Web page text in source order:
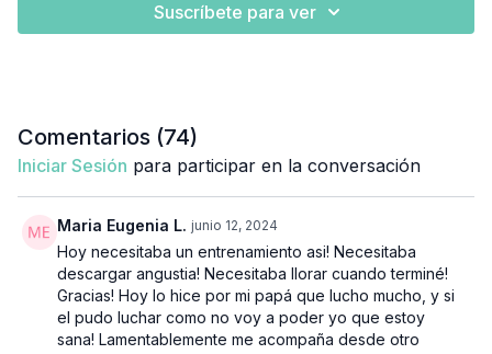
Suscríbete para ver
Comentarios (74)
Iniciar Sesión para participar en la conversación
Maria Eugenia L. junio 12, 2024
Hoy necesitaba un entrenamiento asi! Necesitaba
descargar angustia! Necesitaba llorar cuando terminé!
Gracias! Hoy lo hice por mi papá que lucho mucho, y si
el pudo luchar como no voy a poder yo que estoy
sana! Lamentablemente me acompaña desde otro